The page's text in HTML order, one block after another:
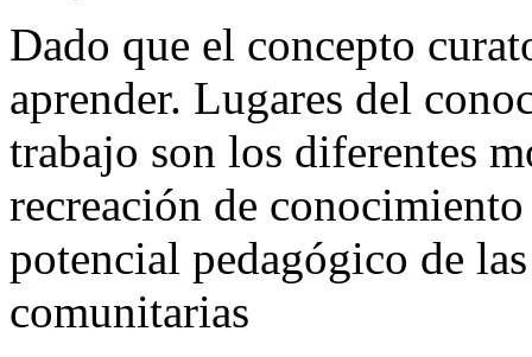
Dado que el concepto
aprender. Lugares del
trabajo son los diferentes
recreación de
potencial pedagógico de
comunitarias